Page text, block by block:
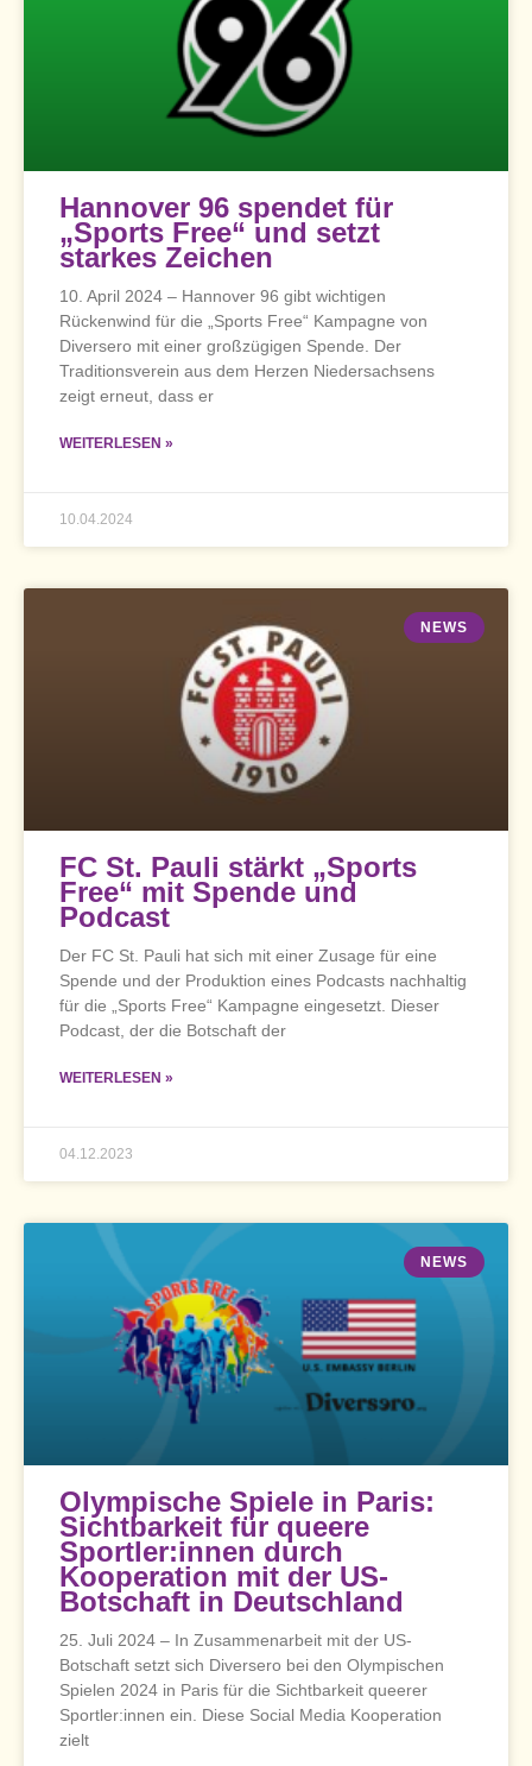
Hannover 96 spendet für
„Sports Free“ und setzt
starkes Zeichen
10. April 2024 – Hannover 96 gibt wichtigen
Rückenwind für die „Sports Free“ Kampagne von
Diversero mit einer großzügigen Spende. Der
Traditionsverein aus dem Herzen Niedersachsens
zeigt erneut, dass er
WEITERLESEN »
10.04.2024
NEWS
FC St. Pauli stärkt „Sports
Free“ mit Spende und
Podcast
Der FC St. Pauli hat sich mit einer Zusage für eine
Spende und der Produktion eines Podcasts nachhaltig
für die „Sports Free“ Kampagne eingesetzt. Dieser
Podcast, der die Botschaft der
WEITERLESEN »
04.12.2023
NEWS
Olympische Spiele in Paris:
Sichtbarkeit für queere
Sportler:innen durch
Kooperation mit der US-
Botschaft in Deutschland
25. Juli 2024 – In Zusammenarbeit mit der US-
Botschaft setzt sich Diversero bei den Olympischen
Spielen 2024 in Paris für die Sichtbarkeit queerer
Sportler:innen ein. Diese Social Media Kooperation
zielt